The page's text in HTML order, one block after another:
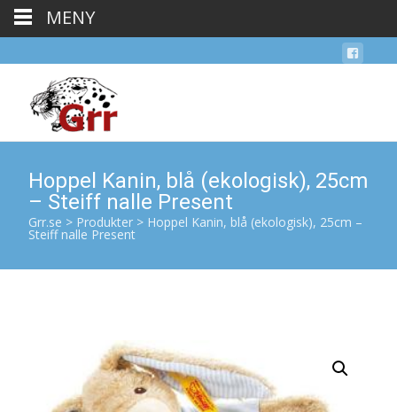
Hoppel Kanin, blå (ekologisk), 25cm
– Steiff nalle Present
Grr.se > Produkter > Hoppel Kanin, blå (ekologisk), 25cm –
Steiff nalle Present
MENY